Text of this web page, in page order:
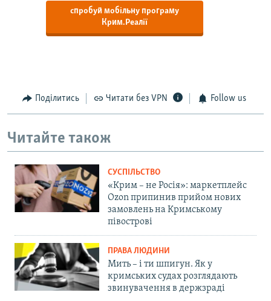
спробуй мобільну програму
Крим.Реалії
Поділитись Читати без VPN Follow us
Читайте також
СУСПІЛЬСТВО
«Крим – не Росія»: маркетплейс
Ozon припинив прийом нових
замовлень на Кримському
півострові
ПРАВА ЛЮДИНИ
Мить – і ти шпигун. Як у
кримських судах розглядають
звинувачення в держзраді